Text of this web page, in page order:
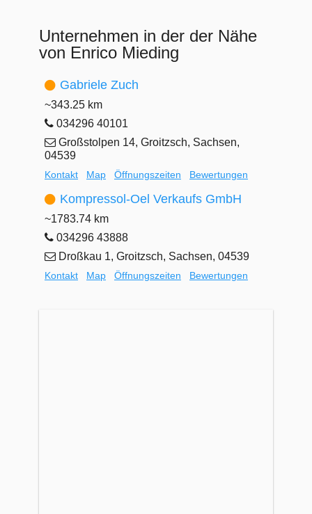
Unternehmen in der der Nähe
von Enrico Mieding
Gabriele Zuch
~343.25 km
034296 40101
Großstolpen 14, Groitzsch, Sachsen,
04539
Kontakt Map Öffnungszeiten Bewertungen
Kompressol-Oel Verkaufs GmbH
~1783.74 km
034296 43888
Droßkau 1, Groitzsch, Sachsen, 04539
Kontakt Map Öffnungszeiten Bewertungen